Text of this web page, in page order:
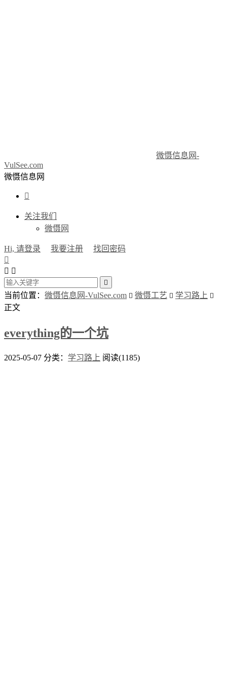
微慑信息网-
VulSee.com
微慑信息网

关注我们
微慑网
Hi, 请登录 我要注册
找回密码

 

当前位置： 微慑信息网-VulSee.com  微慑工艺  学习路上 
正文
everything的一个坑
2025-05-07 分类： 学习路上 阅读(1185)